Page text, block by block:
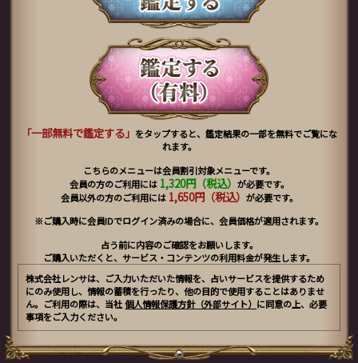
「一部無料で鑑定する」 をタップすると、鑑定結果の一部を無料でご覧にな
れます。
こちらのメニューは会員割引対象メニューです。
会員の方のご利用には1,320円（税込） が必要です。
会員以外の方のご利用には1,650円（税込） が必要です。
※ご購入時に会員IDでログイン済みの場合に、会員価格が適用されます。
占う前に内容のご確認をお願いします。
ご購入いただくと、サービス・コンテンツの利用料金が発生します。
株式会社レンサは、ご入力いただいた情報を、占いサービスを提供するため
にのみ使用し、情報の蓄積を行ったり、他の目的で使用することはありませ
ん。ご利用の際は、当社個人情報保護方針（外部サイト） に同意の上、必要
事項をご入力ください。